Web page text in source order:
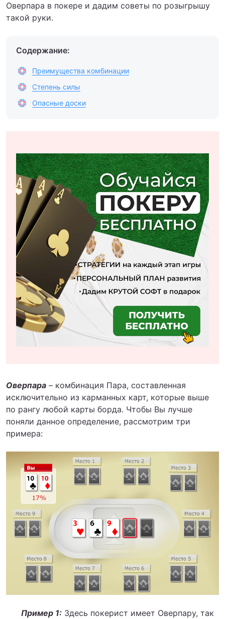
Оверпара в покере и дадим советы по розыгрышу
такой руки.
Содержание:
Преимущества комбинации
Степень силы
Опасные доски
Оверпара – комбинация Пара, составленная
исключительно из карманных карт, которые выше
по рангу любой карты борда. Чтобы Вы лучше
поняли данное определение, рассмотрим три
примера:
Пример 1: Здесь покерист имеет Оверпару, так